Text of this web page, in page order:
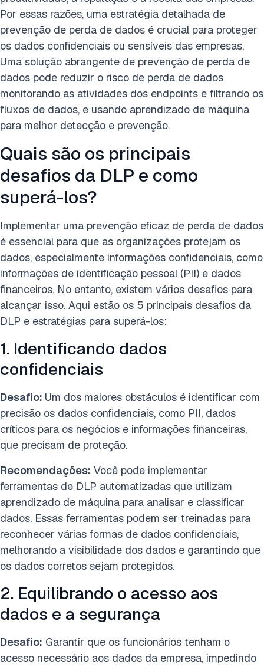
Por essas razões, uma estratégia detalhada de
prevenção de perda de dados é crucial para proteger
os dados confidenciais ou sensíveis das empresas.
Uma solução abrangente de prevenção de perda de
dados pode reduzir o risco de perda de dados
monitorando as atividades dos endpoints e filtrando os
fluxos de dados, e usando aprendizado de máquina
para melhor detecção e prevenção.
Quais são os principais
desafios da DLP e como
superá-los?
Implementar uma prevenção eficaz de perda de dados
é essencial para que as organizações protejam os
dados, especialmente informações confidenciais, como
informações de identificação pessoal (PII) e dados
financeiros. No entanto, existem vários desafios para
alcançar isso. Aqui estão os 5 principais desafios da
DLP e estratégias para superá-los:
1. Identificando dados
confidenciais
Desafio: Um dos maiores obstáculos é identificar com
precisão os dados confidenciais, como PII, dados
críticos para os negócios e informações financeiras,
que precisam de proteção.
Recomendações: Você pode implementar
ferramentas de DLP automatizadas que utilizam
aprendizado de máquina para analisar e classificar
dados. Essas ferramentas podem ser treinadas para
reconhecer várias formas de dados confidenciais,
melhorando a visibilidade dos dados e garantindo que
os dados corretos sejam protegidos.
2. Equilibrando o acesso aos
dados e a segurança
Desafio: Garantir que os funcionários tenham o
acesso necessário aos dados da empresa, impedindo